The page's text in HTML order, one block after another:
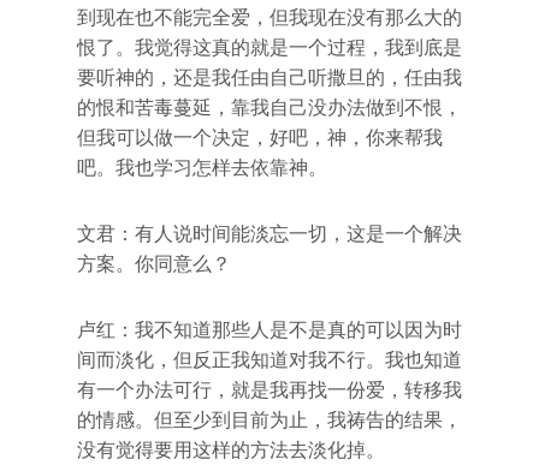
到现在也不能完全爱，但我现在没有那么大的
恨了。我觉得这真的就是一个过程，我到底是
要听神的，还是我任由自己听撒旦的，任由我
的恨和苦毒蔓延，靠我自己没办法做到不恨，
但我可以做一个决定，好吧，神，你来帮我
吧。我也学习怎样去依靠神。
文君：有人说时间能淡忘一切，这是一个解决
方案。你同意么？
卢红：我不知道那些人是不是真的可以因为时
间而淡化，但反正我知道对我不行。我也知道
有一个办法可行，就是我再找一份爱，转移我
的情感。但至少到目前为止，我祷告的结果，
没有觉得要用这样的方法去淡化掉。